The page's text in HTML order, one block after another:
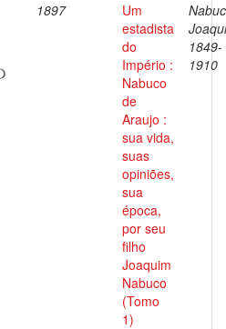
1897
Um
estadista
do
Império :
Nabuco
de
Araujo :
sua vida,
suas
opiniões,
sua
época,
por seu
filho
Joaquim
Nabuco
(Tomo
1)
1849-
1910